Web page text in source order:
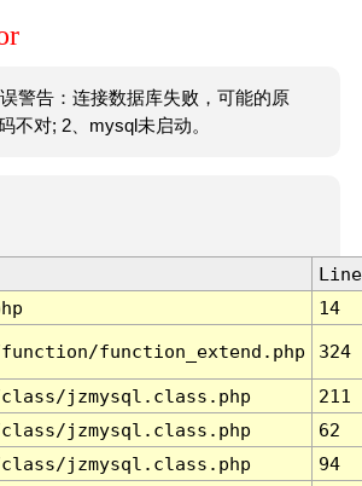
警告：连接数据库失败，可能的原
不对; 2、mysql未启动。
Line
14
function_extend.php 324
jzmysql.class.php
211
jzmysql.class.php
62
jzmysql.class.php
94